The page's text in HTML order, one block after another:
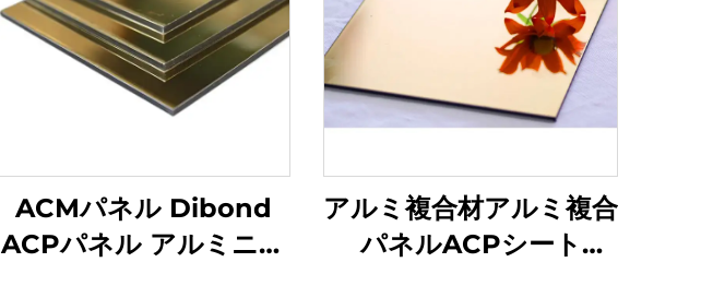
ACMパネル Dibond
ACPパネル アルミニウ
アルミ複合材アルミ複合
パネルACPシート